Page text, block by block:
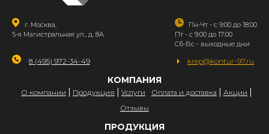
г. Москва,
5-я Магистральная ул., д. 8А
Пн-Чт - с 9:00 до 18:00
Пт - с 9:00 до 17:00
Сб-Вс - выходные дни
8 (495) 972-34-49 krep@kontur-97.ru
КОМПАНИЯ
О компании Продукция Услуги Оплата и доставка
Акции
Отзывы
ПРОДУКЦИЯ